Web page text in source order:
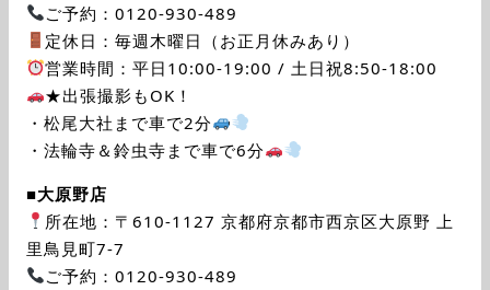
ご予約：0120-930-489
定休日：毎週木曜日（お正月休みあり）
営業時間：平日10:00-19:00 / 土日祝8:50-18:00
★出張撮影もOK！
・松尾大社まで車で2分
・法輪寺＆鈴虫寺まで車で6分
■大原野店
所在地：〒610-1127 京都府京都市西京区大原野 上
里鳥見町7-7
ご予約：0120-930-489